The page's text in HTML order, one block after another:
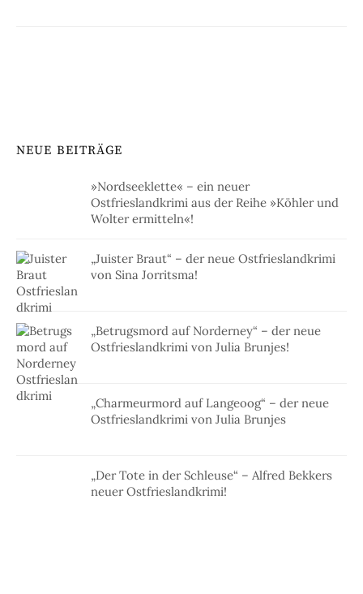
NEUE BEITRÄGE
»Nordseeklette« – ein neuer
Ostfrieslandkrimi aus der Reihe »Köhler und
Wolter ermitteln«!
„Juister Braut“ – der neue Ostfrieslandkrimi
von Sina Jorritsma!
„Betrugsmord auf Norderney“ – der neue
Ostfrieslandkrimi von Julia Brunjes!
„Charmeurmord auf Langeoog“ – der neue
Ostfrieslandkrimi von Julia Brunjes
„Der Tote in der Schleuse“ – Alfred Bekkers
neuer Ostfrieslandkrimi!